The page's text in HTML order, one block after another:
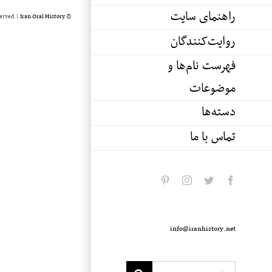
راهنمای سایت
روایت‌کنندگان
فهرست نام‌ها و
موضوعات
دسته‌ها
تماس با ما
facebook
twitter
instagram
info@iranhistory.net
© Copyright 2020 -
| Iran Oral History